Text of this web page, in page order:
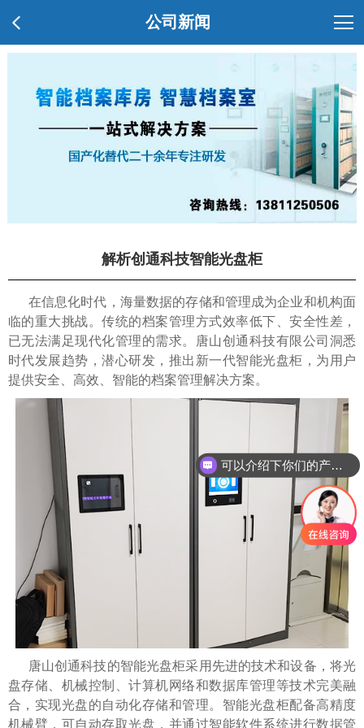
公司新闻
解析创通科技智能光盘柜
在信息化时代，海量数据的存储和管理成为企业和机构面
临的重大挑战。传统的档案管理方式效率低下、安全性差，
已无法满足现代化管理的需求。唐山创通科技有限公司洞悉
时代发展趋势，潜心研发，推出新一代智能光盘柜，为用户
提供安全、高效、智能的档案管理解决方案。
唐山创通科技的智能光盘柜采用先进的技术和设备，将光
盘存储、机械控制、计算机网络和数据库管理等技术完美融
合，实现光盘的自动化存储和管理。智能光盘柜配备高精度
机械臂，可自动存取光盘，并通过智能软件系统进行数据管
可以介绍下你们的产品么